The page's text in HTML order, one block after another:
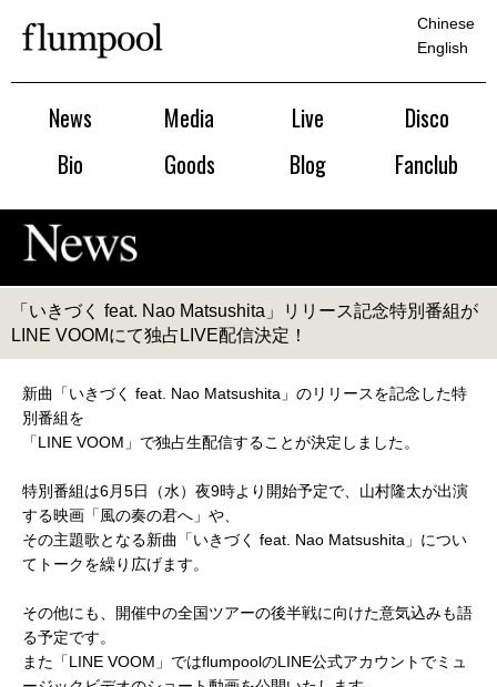
News Media Live
Disco
Bio
Goods Blog Fanclub
Chinese
English
「いきづく feat. Nao Matsushita」リリース記念特別番組が
LINE VOOMにて独占LIVE配信決定！
新曲「いきづく feat. Nao Matsushita」のリリースを記念した特
別番組を
「LINE VOOM」で独占生配信することが決定しました。
特別番組は6月5日（水）夜9時より開始予定で、山村隆太が出演
する映画「風の奏の君へ」や、
その主題歌となる新曲「いきづく feat. Nao Matsushita」につい
てトークを繰り広げます。
その他にも、開催中の全国ツアーの後半戦に向けた意気込みも語
る予定です。
また「LINE VOOM」ではflumpoolのLINE公式アカウントでミュ